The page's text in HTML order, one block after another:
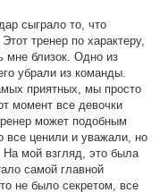
сыграло то, что
тренер по характеру,
мне близок. Одно из
убрали из команды.
приятных, мы просто
момент все девочки
может подобным
все ценили и уважали, но
На мой взгляд, это была
самой главной
не было секретом, все